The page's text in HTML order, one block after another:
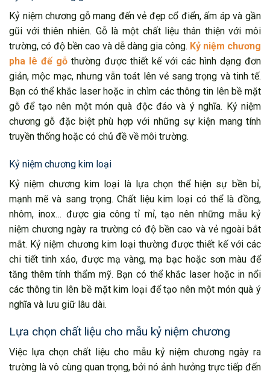
Kỷ niệm chương gỗ mang đến vẻ đẹp cổ điển, ấm áp và gần
gũi với thiên nhiên. Gỗ là một chất liệu thân thiện với môi
trường, có độ bền cao và dễ dàng gia công. Kỷ niệm chương
pha lê đế gỗ thường được thiết kế với các hình dạng đơn
giản, mộc mạc, nhưng vẫn toát lên vẻ sang trọng và tinh tế.
Bạn có thể khắc laser hoặc in chìm các thông tin lên bề mặt
gỗ để tạo nên một món quà độc đáo và ý nghĩa. Kỷ niệm
chương gỗ đặc biệt phù hợp với những sự kiện mang tính
truyền thống hoặc có chủ đề về môi trường.
Kỷ niệm chương kim loại
Kỷ niệm chương kim loại là lựa chọn thể hiện sự bền bỉ,
mạnh mẽ và sang trọng. Chất liệu kim loại có thể là đồng,
nhôm, inox… được gia công tỉ mỉ, tạo nên những mẫu kỷ
niệm chương ngày ra trường có độ bền cao và vẻ ngoài bắt
mắt. Kỷ niệm chương kim loại thường được thiết kế với các
chi tiết tinh xảo, được mạ vàng, mạ bạc hoặc sơn màu để
tăng thêm tính thẩm mỹ. Bạn có thể khắc laser hoặc in nổi
các thông tin lên bề mặt kim loại để tạo nên một món quà ý
nghĩa và lưu giữ lâu dài.
Lựa chọn chất liệu cho mẫu kỷ niệm chương
Việc lựa chọn chất liệu cho mẫu kỷ niệm chương ngày ra
trường là vô cùng quan trọng, bởi nó ảnh hưởng trực tiếp đến